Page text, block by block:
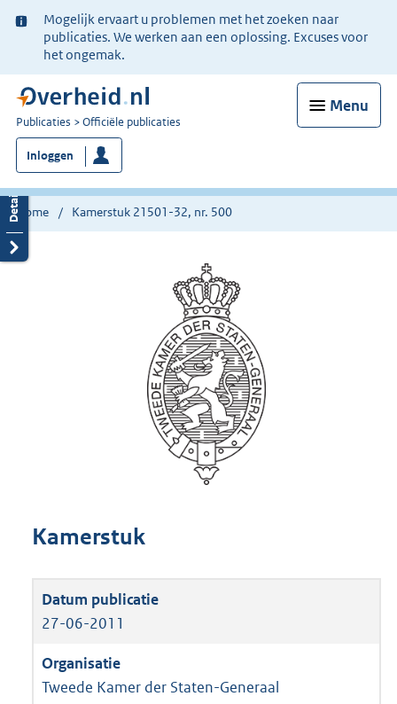
Ter
informatie:
Mogelijk ervaart u problemen met het zoeken naar
publicaties. We werken aan een oplossing. Excuses voor
het ongemak.
Menu
U
bent
nu
hier:
Publicaties Officiële publicaties
Inloggen
Home Kamerstuk 21501-32, nr. 500
Kamerstuk
27-06-2011
Tweede Kamer der Staten-Generaal